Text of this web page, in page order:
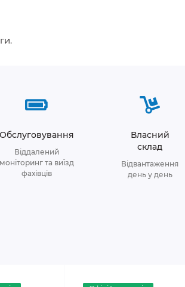
Віддалений
та виїзд
фахівців
Власний
склад
Відвантаження
день у день